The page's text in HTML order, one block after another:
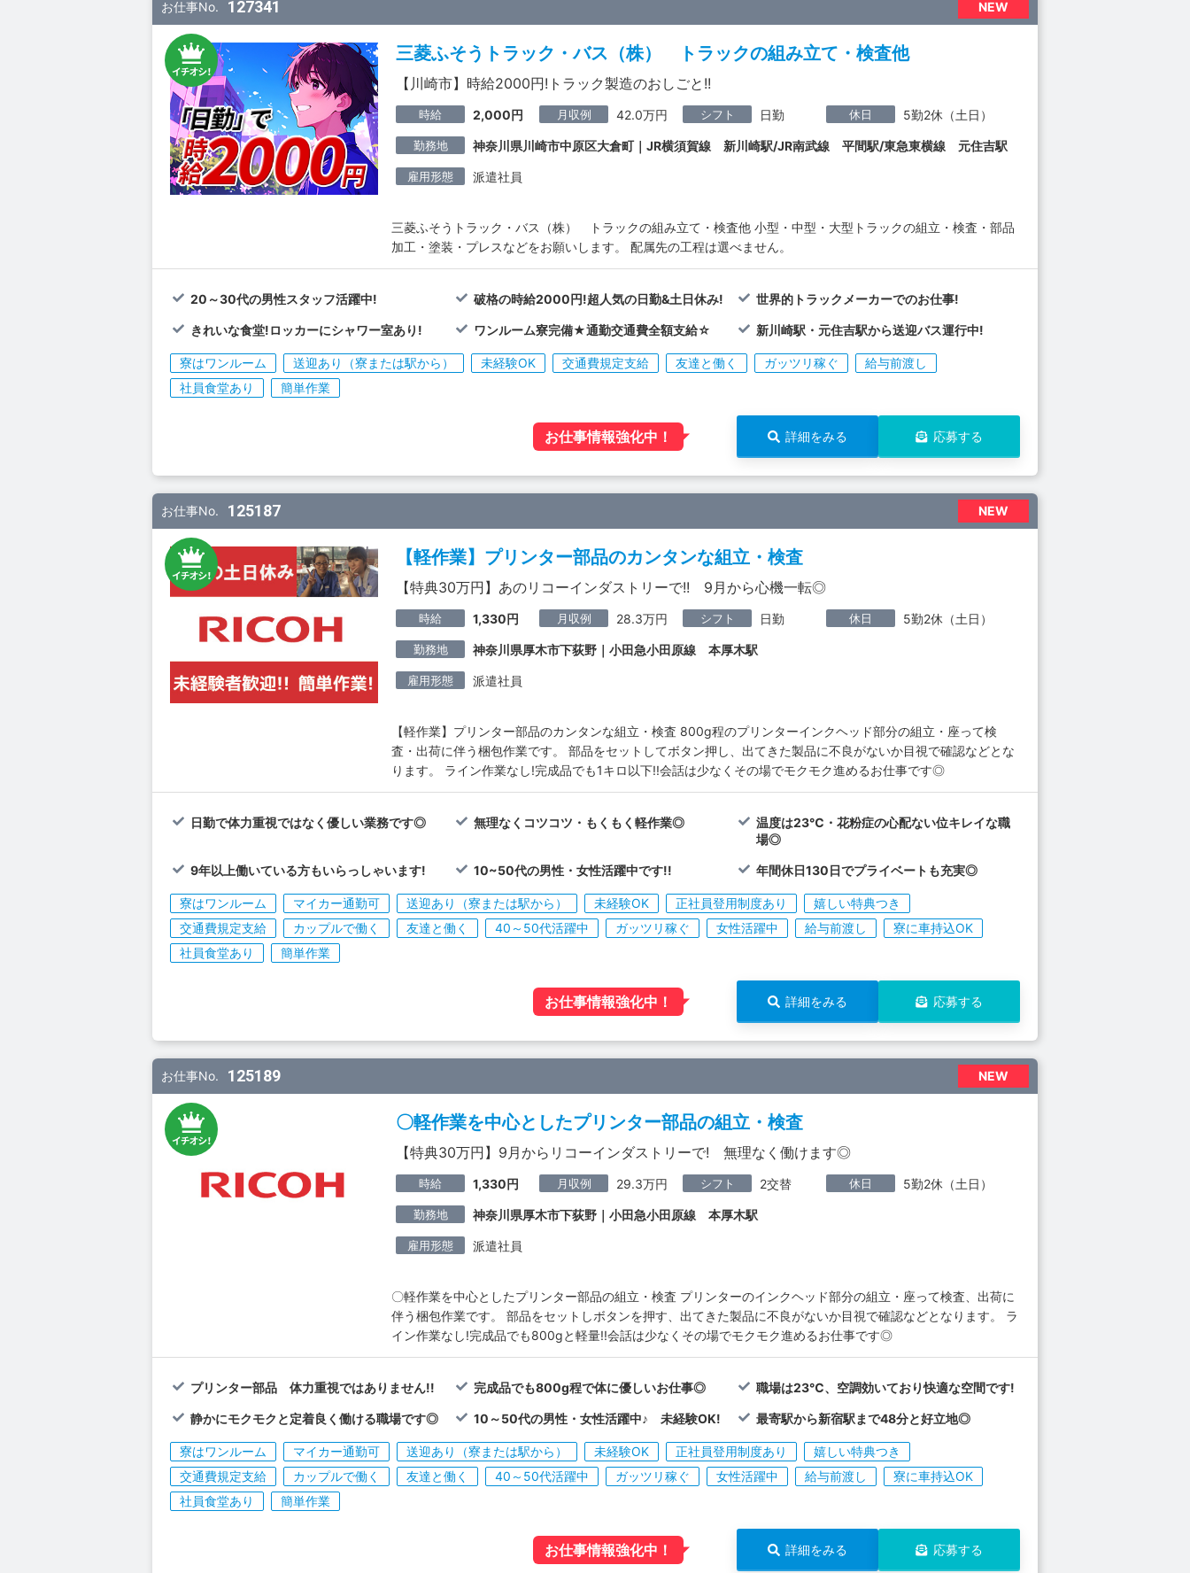
NEW
お仕事No. 127341
三菱ふそうトラック・バス（株） トラックの組み立て・検査他
【川崎市】時給2000円!トラック製造のおしごと!!
時給 2,000円 月収例 42.0万円 シフト 日勤 休日 5勤2休（土日）
勤務地 神奈川県川崎市中原区大倉町｜JR横須賀線 新川崎駅/JR南武線 平間駅/東急東横線 元住吉駅
雇用形態 派遣社員
三菱ふそうトラック・バス（株） トラックの組み立て・検査他 小型・中型・大型トラックの組立・検査・部品
加工・塗装・プレスなどをお願いします。 配属先の工程は選べません。
20～30代の男性スタッフ活躍中! 破格の時給2000円!超人気の日勤&土日休み! 世界的トラックメーカーでのお仕事!
きれいな食堂!ロッカーにシャワー室あり! ワンルーム寮完備★通勤交通費全額支給☆ 新川崎駅・元住吉駅から送迎バス運行中!
寮はワンルーム 送迎あり（寮または駅から） 未経験OK 交通費規定支給 友達と働く ガッツリ稼ぐ
給与前渡し
社員食堂あり
簡単作業
お仕事情報強化中！ 詳細をみる 応募する
NEW
お仕事No. 125187
【軽作業】プリンター部品のカンタンな組立・検査
【特典30万円】あのリコーインダストリーで!! 9月から心機一転◎
時給 1,330円 月収例 28.3万円 シフト 日勤 休日 5勤2休（土日）
勤務地 神奈川県厚木市下荻野｜小田急小田原線 本厚木駅
雇用形態 派遣社員
【軽作業】プリンター部品のカンタンな組立・検査 800g程のプリンターインクヘッド部分の組立・座って検
査・出荷に伴う梱包作業です。 部品をセットしてボタン押し、出てきた製品に不良がないか目視で確認などとな
ります。 ライン作業なし!完成品でも1キロ以下!!会話は少なくその場でモクモク進めるお仕事です◎
日勤で体力重視ではなく優しい業務です◎ 無理なくコツコツ・もくもく軽作業◎
温度は23℃・花粉症の心配ない位キレイな職
場◎
9年以上働いている方もいらっしゃいます! 10~50代の男性・女性活躍中です!! 年間休日130日でプライベートも充実◎
寮はワンルーム マイカー通勤可 送迎あり（寮または駅から） 未経験OK 正社員登用制度あり
嬉しい特典つき
交通費規定支給
カップルで働く 友達と働く 40～50代活躍中 ガッツリ稼ぐ 女性活躍中 給与前渡し
寮に車持込OK
社員食堂あり
簡単作業
お仕事情報強化中！ 詳細をみる 応募する
NEW
お仕事No. 125189
〇軽作業を中心としたプリンター部品の組立・検査
【特典30万円】9月からリコーインダストリーで! 無理なく働けます◎
時給 1,330円 月収例 29.3万円 シフト 2交替 休日 5勤2休（土日）
勤務地 神奈川県厚木市下荻野｜小田急小田原線 本厚木駅
雇用形態 派遣社員
〇軽作業を中心としたプリンター部品の組立・検査 プリンターのインクヘッド部分の組立・座って検査、出荷に
伴う梱包作業です。 部品をセットしボタンを押す、出てきた製品に不良がないか目視で確認などとなります。 ラ
イン作業なし!完成品でも800gと軽量!!会話は少なくその場でモクモク進めるお仕事です◎
プリンター部品 体力重視ではありません!! 完成品でも800g程で体に優しいお仕事◎ 職場は23℃、空調効いており快適な空間です!
静かにモクモクと定着良く働ける職場です◎ 10～50代の男性・女性活躍中♪ 未経験OK! 最寄駅から新宿駅まで48分と好立地◎
寮はワンルーム マイカー通勤可 送迎あり（寮または駅から） 未経験OK 正社員登用制度あり
嬉しい特典つき
交通費規定支給
カップルで働く 友達と働く 40～50代活躍中 ガッツリ稼ぐ 女性活躍中 給与前渡し
寮に車持込OK
社員食堂あり
簡単作業
お仕事情報強化中！ 詳細をみる 応募する